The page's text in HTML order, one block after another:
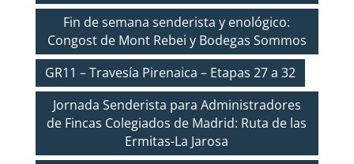
Fin de semana senderista y enológico:
Congost de Mont Rebei y Bodegas Sommos
GR11 – Travesía Pirenaica – Etapas 27 a 32
Jornada Senderista para Administradores
de Fincas Colegiados de Madrid: Ruta de las
Ermitas-La Jarosa